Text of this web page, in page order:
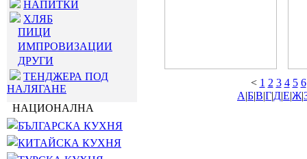
НАПИТКИ
ХЛЯБ
ПИЦИ
ИМПРОВИЗАЦИИ
ДРУГИ
ТЕНДЖЕРА ПОД
НАЛЯГАНЕ
НАЦИОНАЛНА
БЪЛГАРСКА КУХНЯ
КИТАЙСКА КУХНЯ
< 1 2 3 4 5 6
А|Б|В|Г|Д|Е|Ж|